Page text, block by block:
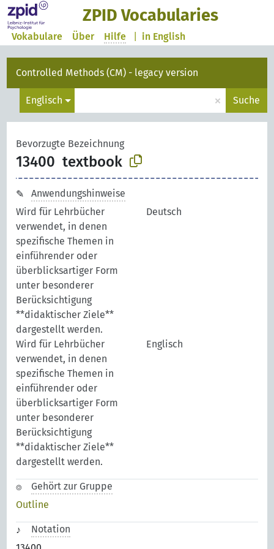
ZPID Vocabularies
in English
Vokabulare Über Hilfe
Controlled Methods (CM) - legacy version
Englisch × Suche
Bevorzugte Bezeichnung
13400 textbook
Anwendungshinweise
Wird für Lehrbücher
verwendet, in denen
spezifische Themen in
einführender oder
überblicksartiger Form
unter besonderer
Berücksichtigung
**didaktischer Ziele**
dargestellt werden.
Deutsch
Wird für Lehrbücher
verwendet, in denen
spezifische Themen in
einführender oder
überblicksartiger Form
unter besonderer
Berücksichtigung
**didaktischer Ziele**
dargestellt werden.
Englisch
Gehört zur Gruppe
Outline
Notation